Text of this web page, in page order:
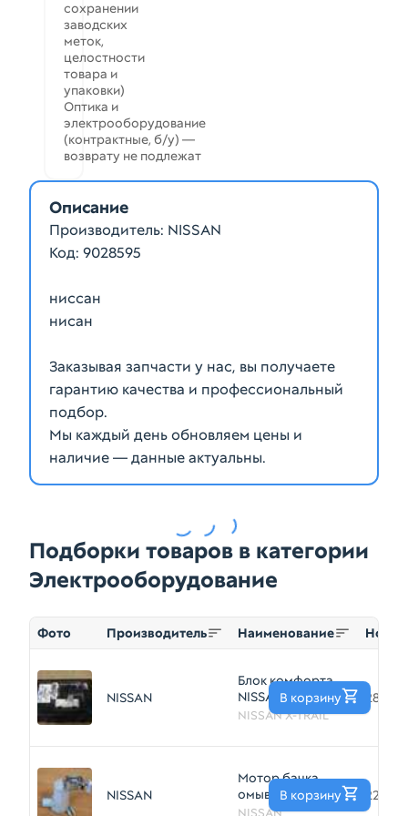
сохранении
заводских
меток,
целостности
товара и
упаковки)
Оптика и
электрооборудование
(контрактные, б/у) —
возврату не подлежат
Описание
Производитель: NISSAN
Код: 9028595
ниссан
нисан
Заказывая запчасти у нас, вы получаете
гарантию качества и профессиональный
подбор.
Мы каждый день обновляем цены и
наличие — данные актуальны.
Подборки товаров в категории
Электрооборудование
Фото Производитель Наименование Номер
NISSAN
Блок комфорта
NISSAN X-TRAIL
T31
79590946
NISSAN X-TRAIL
В корзину
NISSAN
Мотор бачка
омывателя
NISSAN 2224615А
NISSAN
В корзину